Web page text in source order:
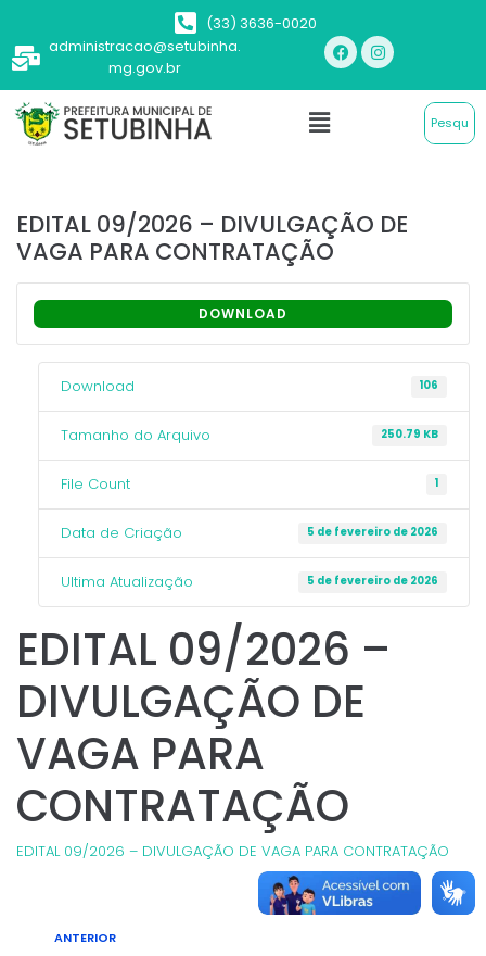
(33) 3636-0020
administracao@setubinha.
mg.gov.br
EDITAL 09/2026 – DIVULGAÇÃO DE
VAGA PARA CONTRATAÇÃO
DOWNLOAD
Download 106
Tamanho do Arquivo 250.79 KB
File Count 1
Data de Criação 5 de fevereiro de 2026
Ultima Atualização 5 de fevereiro de 2026
EDITAL 09/2026 –
DIVULGAÇÃO DE
VAGA PARA
CONTRATAÇÃO
EDITAL 09/2026 – DIVULGAÇÃO DE VAGA PARA CONTRATAÇÃO
ANTERIOR